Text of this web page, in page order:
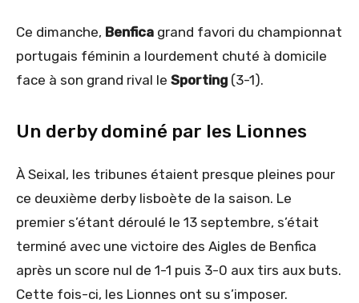
Ce dimanche, Benfica grand favori du championnat
portugais féminin a lourdement chuté à domicile
face à son grand rival le Sporting (3-1).
Un derby dominé par les Lionnes
À Seixal, les tribunes étaient presque pleines pour
ce deuxième derby lisboète de la saison. Le
premier s’étant déroulé le 13 septembre, s’était
terminé avec une victoire des Aigles de Benfica
après un score nul de 1-1 puis 3-0 aux tirs aux buts.
Cette fois-ci, les Lionnes ont su s’imposer.